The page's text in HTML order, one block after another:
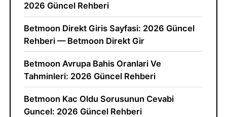
2026 Güncel Rehberi
Betmoon Direkt Giris Sayfasi: 2026 Güncel
Rehberi — Betmoon Direkt Gir
Betmoon Avrupa Bahis Oranlari Ve
Tahminleri: 2026 Güncel Rehberi
Betmoon Kac Oldu Sorusunun Cevabi
Guncel: 2026 Güncel Rehberi